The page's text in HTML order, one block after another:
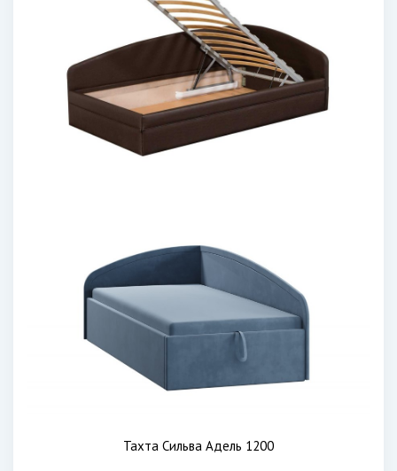
Тахта Сильва Адель 1200